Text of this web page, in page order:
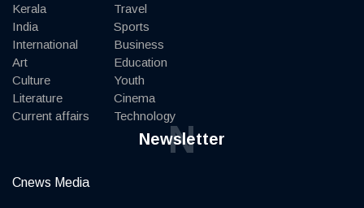
Kerala
India
International
Art
Culture
Literature
Current affairs
Travel
Sports
Business
Education
Youth
Cinema
Technology
Newsletter
N
Cnews Media